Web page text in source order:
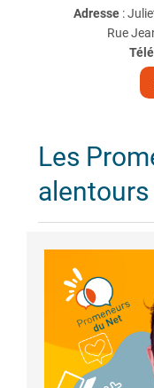
Adresse :
Rue
Les
alentours